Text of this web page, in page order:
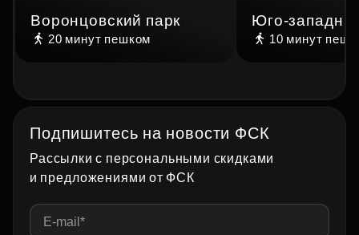
Воронцовский парк
20 минут пешком 10 минут
Подпишитесь на новости ФСК
Рассылки с персональными скидками
и предложениями от ФСК